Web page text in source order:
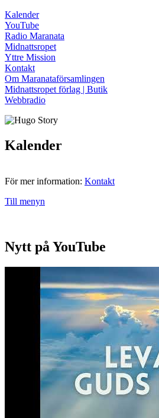
Kalender
YouTube
Radio Maranata
Midnattsropet
Yttre Mission
Kontakt
Om Maranataförsamlingen
Midnattsropet förlag | Butik
Webbradio
Kalender
För mer information: Kontakt
Till menyn
Nytt på YouTube